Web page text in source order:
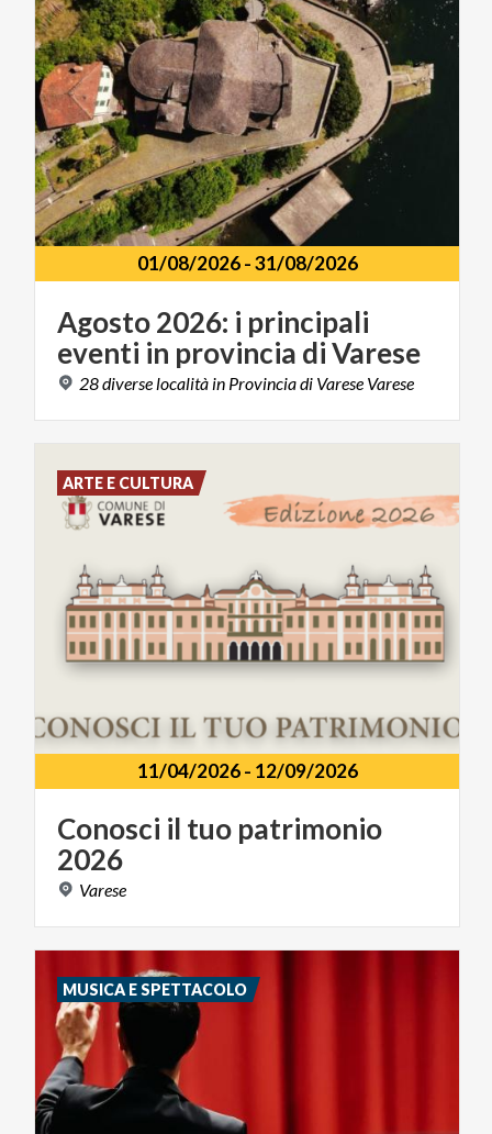
01/08/2026-31/08/2026
Agosto2026: i principali
eventi in provincia diVarese
28diverse località in Provinciadi Varese Varese
11/04/2026- 12/09/2026
Conosci il tuo patrimonio
2026
Varese
ARTE E CULTURA
MUSICA E SPETTACOLO